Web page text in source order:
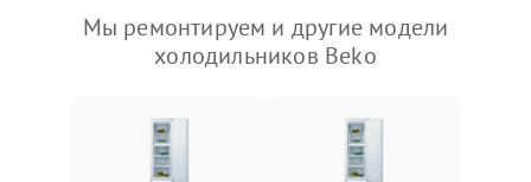
Мы ремонтируем и другие модели
холодильников Beko